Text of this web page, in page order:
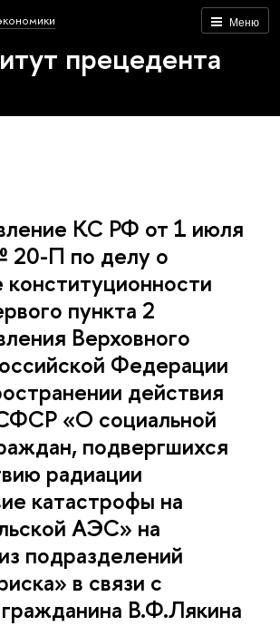
Меню
прецедента
КС РФ от 1 июля
20-П по делу о
конституционности
пункта 2
Верховного
Федерации
действия
«О социальной
подвергшихся
радиации
катастрофы на
АЭС» на
подразделений
в связи с
В.Ф.Лякина